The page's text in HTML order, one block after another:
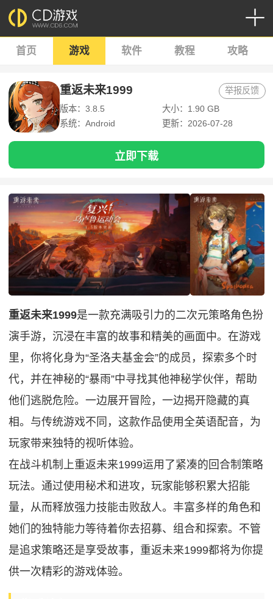
首页 游戏 软件 教程 攻略
重返未来1999
版本：3.8.5
大小：1.90 GB
系统：Android
更新：2026-07-28
举报反馈
立即下载
重返未来1999是一款充满吸引力的二次元策略角色扮
演手游，沉浸在丰富的故事和精美的画面中。在游戏
里，你将化身为“圣洛夫基金会”的成员，探索多个时
代，并在神秘的“暴雨”中寻找其他神秘学伙伴，帮助
他们逃脱危险。一边展开冒险，一边揭开隐藏的真
相。与传统游戏不同，这款作品使用全英语配音，为
玩家带来独特的视听体验。
在战斗机制上重返未来1999运用了紧凑的回合制策略
玩法。通过使用秘术和进攻，玩家能够积累大招能
量，从而释放强力技能击败敌人。丰富多样的角色和
她们的独特能力等待着你去招募、组合和探索。不管
是追求策略还是享受故事，重返未来1999都将为你提
供一次精彩的游戏体验。